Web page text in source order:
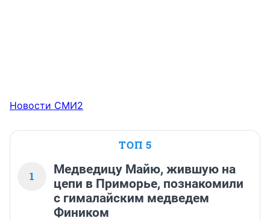
Новости СМИ2
ТОП 5
1
Медведицу Майю, жившую на
цепи в Приморье, познакомили
с гималайским медведем
Фиником